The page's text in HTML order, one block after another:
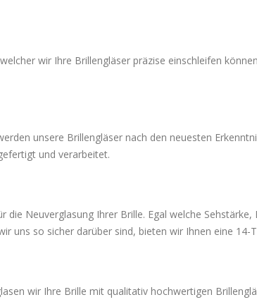
wir Ihre Brillengläser präzise einschleifen
unsere Brillengläser nach den neuesten
und verarbeitet.
Neuverglasung Ihrer Brille. Egal welche
uns so sicher darüber sind, bieten wir Ihnen eine 14-
wir Ihre Brille mit qualitativ hochwertigen